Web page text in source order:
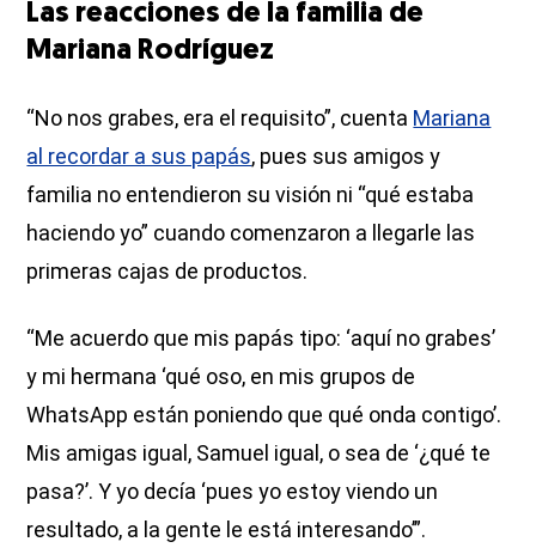
Las reacciones de la familia de
Mariana Rodríguez
“No nos grabes, era el requisito”, cuenta Mariana
al recordar a sus papás, pues sus amigos y
familia no entendieron su visión ni “qué estaba
haciendo yo” cuando comenzaron a llegarle las
primeras cajas de productos.
“Me acuerdo que mis papás tipo: ‘aquí no grabes’
y mi hermana ‘qué oso, en mis grupos de
WhatsApp están poniendo que qué onda contigo’.
Mis amigas igual, Samuel igual, o sea de ‘¿qué te
pasa?’. Y yo decía ‘pues yo estoy viendo un
resultado, a la gente le está interesando’”.